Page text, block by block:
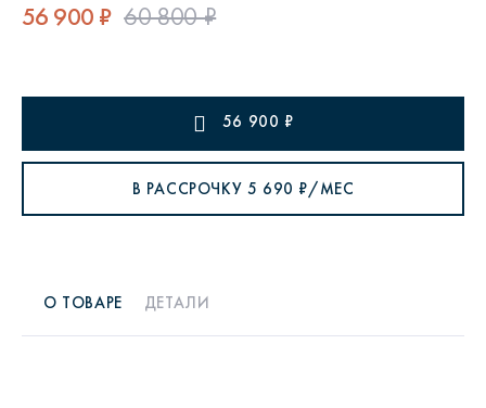
56 900 ₽ 60 800 ₽
56 900 ₽
В РАССРОЧКУ 5 690 ₽/МЕС
О ТОВАРЕ ДЕТАЛИ